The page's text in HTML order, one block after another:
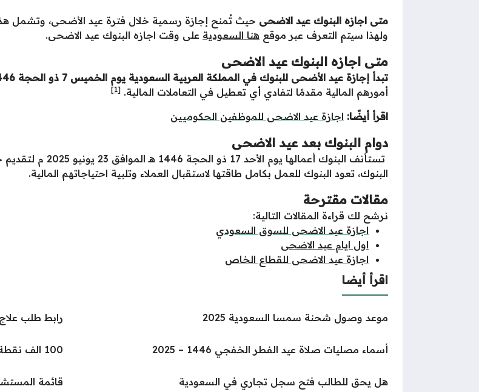
متى اجازه البنوك عيد الاضحى حيث تُمنح إجازة رسمية خلال فترة عيد الأضحى، وتشمل
ولهذا سيتم التعرف عبر موقع هنا السعودية على وقت اجازه البنوك عيد الاضحى.
متى اجازه البنوك عيد الاضحى
تبدأ إجازة عيد الأضحى للبنوك في المملكة العربية السعودية يوم الخميس 7 ذو الحجة 1446 هـ الموافق 2025 م،
أمورهم المالية مقدمًا لتفادي أي تعطيل في التعاملات المالية. [1]
اقرأ أيضًا: اجازة عيد الاضحى للموظفين الحكوميين
دوام البنوك بعد عيد الاضحى
تستأنف البنوك
البنوك، تعود البنوك للعمل بكامل طاقتها لاستقبال العملاء وتلبية احتياجاتهم المالية.
مقالات مقترحة
نرشح لك قراءة المقالات التالية:
اجازة عيد الاضحى للسوق السعودي
اول ايام عيد الاضحى
اجازة عيد الاضحى للقطاع الخاص
اقرأ أيضا
موعد وصول شحنة سمسا السعودية 2025 رابط طلب
أسماء مصليات صلاة عيد الفطر الخفجي 1446 – 2025 100 الف نقطة تيك توك كم تساوي ريال سعودي ودولار
هل يحق للطالب فتح سجل تجاري في السعودية قائمة